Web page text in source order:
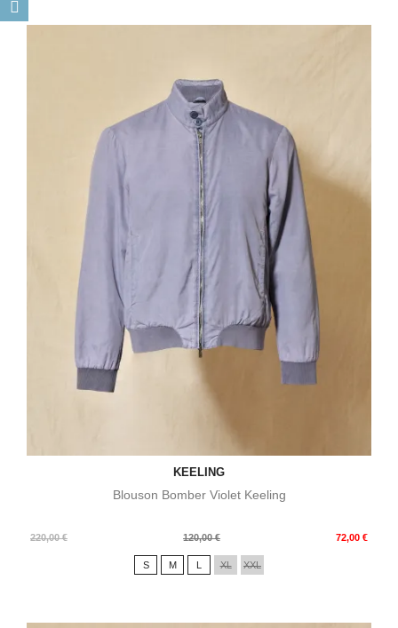
KEELING
Blouson Bomber Violet Keeling
220,00 €
Prix
120,00 € 72,00 €
Prix
S M XL XXL